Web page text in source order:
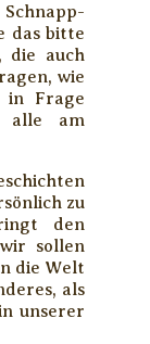
das bitte
die auch
wie
in Frage
alle am
zu
den
sollen
die Welt
als
unserer